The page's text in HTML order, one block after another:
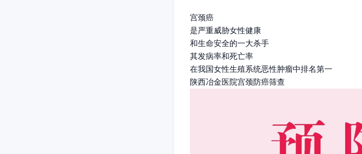
宫颈癌
是严重威胁女性健康
和生命安全的一大杀手
其发病率和死亡率
在我国女性生殖系统恶性肿瘤中排名第一
陕西冶金医院宫颈防癌筛查